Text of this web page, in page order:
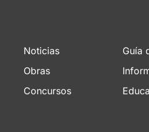
Noticias
Obras
Concursos
Guía